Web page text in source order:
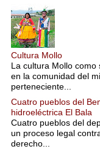
Cultura Mollo
La cultura Mollo
en la comunidad del
perteneciente...
Cuatro pueblos del
hidroeléctrica El Bala
Cuatro pueblos del
un proceso legal
derecho...